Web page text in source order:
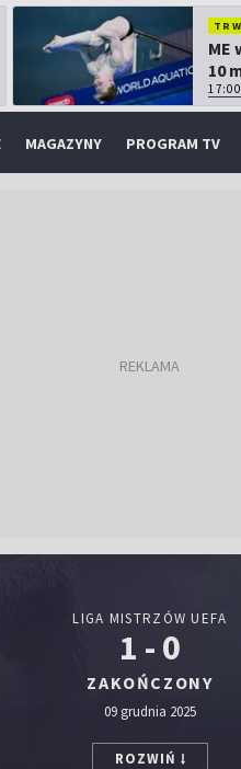
ME
10
17:00
MAGAZYNY PROGRAM TV
LIGA MISTRZÓW UEFA
1 - 0
ZAKOŃCZONY
09 grudnia 2025
ROZWIŃ